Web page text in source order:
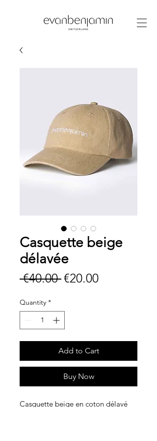
Casquette beige
délavée
€40.00 Regular
€20.00Sale
Quantity *
Add to Cart
Buy Now
Casquette beige en coton délavé